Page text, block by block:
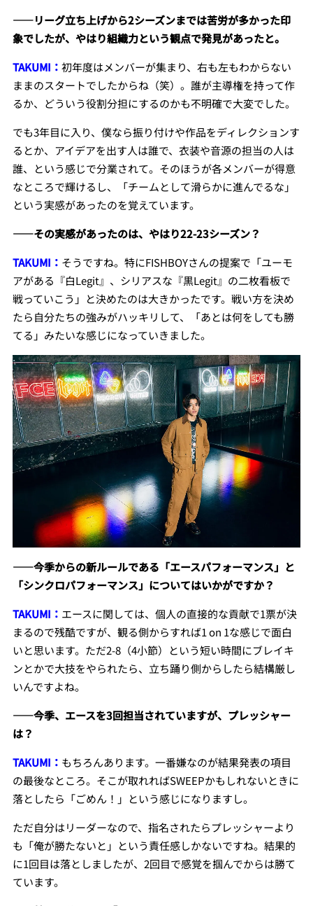
――リーグ立ち上げから2シーズンまでは苦労が多かった印
象でしたが、やはり組織力という観点で発見があったと。
TAKUMI： 初年度はメンバーが集まり、右も左もわからない
ままのスタートでしたからね（笑）。誰が主導権を持って作
るか、どういう役割分担にするのかも不明確で大変でした。
でも3年目に入り、僕なら振り付けや作品をディレクションす
るとか、アイデアを出す人は誰で、衣装や音源の担当の人は
誰、という感じで分業されて。そのほうが各メンバーが得意
なところで輝けるし、「チームとして滑らかに進んでるな」
という実感があったのを覚えています。
――その実感があったのは、やはり22-23シーズン？
TAKUMI： そうですね。特にFISHBOYさんの提案で「ユーモ
アがある『白Legit』、シリアスな『黒Legit』の二枚看板で
戦っていこう」と決めたのは大きかったです。戦い方を決め
たら自分たちの強みがハッキリして、「あとは何をしても勝
てる」みたいな感じになっていきました。
――今季からの新ルールである「エースパフォーマンス」と
「シンクロパフォーマンス」についてはいかがですか？
TAKUMI： エースに関しては、個人の直接的な貢献で1票が決
まるので残酷ですが、観る側からすれば1 on 1な感じで面白
いと思います。ただ2-8（4小節）という短い時間にブレイキ
ンとかで大技をやられたら、立ち踊り側からしたら結構厳し
いんですよね。
――今季、エースを3回担当されていますが、プレッシャー
は？
TAKUMI： もちろんあります。一番嫌なのが結果発表の項目
の最後なところ。そこが取れればSWEEPかもしれないときに
落としたら「ごめん！」という感じになりますし。
ただ自分はリーダーなので、指名されたらプレッシャーより
も「俺が勝たないと」という責任感しかないですね。結果的
に1回目は落としましたが、2回目で感覚を掴んでからは勝て
ています。